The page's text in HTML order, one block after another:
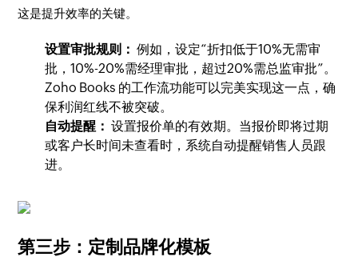
这是提升效率的关键。
设置审批规则： 例如，设定“折扣低于10%无需审
批，10%-20%需经理审批，超过20%需总监审批”。
Zoho Books 的工作流功能可以完美实现这一点，确
保利润红线不被突破。
自动提醒： 设置报价单的有效期。当报价即将过期
或客户长时间未查看时，系统自动提醒销售人员跟
进。
第三步：定制品牌化模板